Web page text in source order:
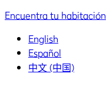
Encuentra tu habitación
English
Español
中文 (中国)